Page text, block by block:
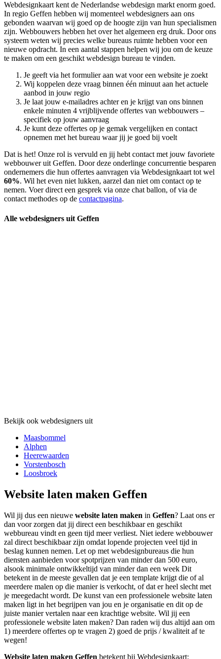
Webdesignkaart kent de Nederlandse webdesign markt enorm goed.
In regio Geffen hebben wij momenteel webdesigners aan ons
gebonden waarvan wij goed op de hoogte zijn van hun specialismen
zijn. Webbouwers hebben het over het algemeen erg druk. Door ons
systeem weten wij precies welke bureaus ruimte hebben voor een
nieuwe opdracht. In een aantal stappen helpen wij jou om de keuze
te maken om een geschikt webdesign bureau te vinden.
Je geeft via het formulier aan wat voor een website je zoekt
Wij koppelen deze vraag binnen één minuut aan het actuele
aanbod in jouw regio
Je laat jouw e-mailadres achter en je krijgt van ons binnen
enkele minuten 4 vrijblijvende offertes van webbouwers –
specifiek op jouw aanvraag
Je kunt deze offertes op je gemak vergelijken en contact
opnemen met het bureau waar jij je goed bij voelt
Dat is het! Onze rol is vervuld en jij hebt contact met jouw favoriete
webbouwer uit Geffen. Door deze onderlinge concurrentie besparen
ondernemers die hun offertes aanvragen via Webdesignkaart tot wel
60%. Wil het even niet lukken, aarzel dan niet om contact op te
nemen. Voer direct een gesprek via onze chat ballon, of via de
contact methodes op de contactpagina.
Alle webdesigners uit Geffen
Bekijk ook webdesigners uit
Maasbommel
Alphen
Heerewaarden
Vorstenbosch
Loosbroek
Website laten maken Geffen
Wil jij dus een nieuwe website laten maken in Geffen? Laat ons er
dan voor zorgen dat jij direct een beschikbaar en geschikt
webbureau vindt en geen tijd meer verliest. Niet iedere webbouwer
zal direct beschikbaar zijn omdat lopende projecten veel tijd in
beslag kunnen nemen. Let op met webdesignbureaus die hun
diensten aanbieden voor spotprijzen van minder dan 500 euro,
alsook minimale ontwikkeltijd van minder dan een week Dit
betekent in de meeste gevallen dat je een template krijgt die of al
meerdere malen op die manier is verkocht, of dat er heel slecht met
je meegedacht wordt. De kunst van een professionele website laten
maken ligt in het begrijpen van jou en je organisatie en dit op de
juiste manier vertalen naar een krachtige website. Wil jij een
professionele website laten maken? Dan raden wij dus altijd aan om
1) meerdere offertes op te vragen 2) goed de prijs / kwaliteit af te
wegen!
Website laten maken Geffen betekent bij Webdesignkaart: